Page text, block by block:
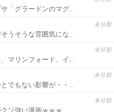
「グラードンのマグ..
未分類
うそうな雰囲気にな..
未分類
マリンフォード、イ..
未分類
でもない影響が・・..
未分類
ソ強い漫画ｗｗｗ..